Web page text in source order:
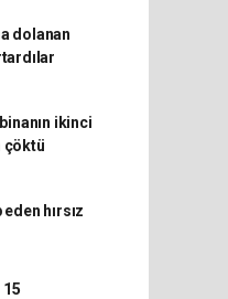
dolanan
ikinci
çöktü
eden hırsız
15